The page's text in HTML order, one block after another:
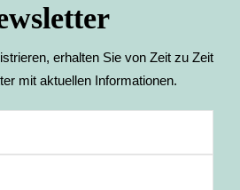
erhalten Sie von Zeit zu Zeit
mit aktuellen Informationen.